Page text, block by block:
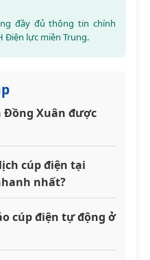
đầy đủ thông tin chính
Điện lực miền Trung.
Đồng Xuân được
cúp điện tại
nhất?
cúp điện tự động ở